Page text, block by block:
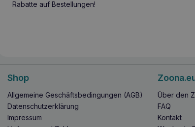
Rabatte auf Bestellungen!
Shop
Allgemeine Geschäftsbedingungen (AGB)
Datenschutzerklärung
Impressum
Über den
FAQ
Kontakt